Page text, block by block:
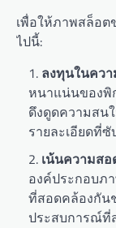
เพื่อให้ภาพสล็อ
ไปนี้:
ลงทุนในคว
หนาแน่นของพิ
ดึงดูดความสน
รายละเอียดที่
เน้นความส
องค์ประกอบภ
ที่สอดคล้องกัน
ประสบการณ์ที่